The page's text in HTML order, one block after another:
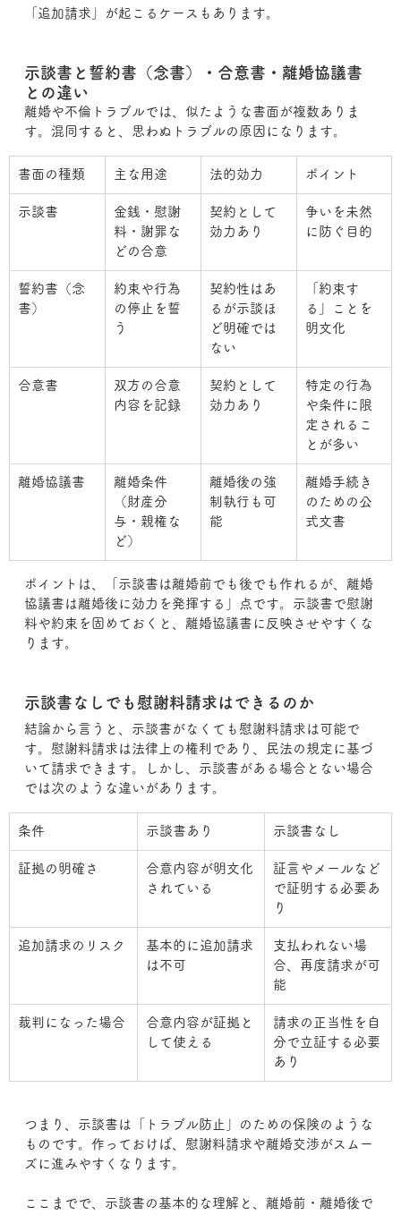
「追加請求」が起こるケースもあります。
示談書と誓約書（念書）・合意書・離婚協議書
との違い
離婚や不倫トラブルでは、似たような書面が複数ありま
す。混同すると、思わぬトラブルの原因になります。
書面の種類 主な用途 法的効力 ポイント
示談書
金銭・慰謝
料・謝罪な
どの合意
契約として
効力あり
争いを未然
に防ぐ目的
誓約書（念
書）
約束や行為
の停止を誓
う
契約性はあ
るが示談ほ
ど明確では
ない
「約束す
る」ことを
明文化
合意書
双方の合意
内容を記録
契約として
効力あり
特定の行為
や条件に限
定されるこ
とが多い
離婚協議書
離婚条件
（財産分
与・親権な
ど）
離婚後の強
制執行も可
能
離婚手続き
のための公
式文書
ポイントは、「示談書は離婚前でも後でも作れるが、離婚
協議書は離婚後に効力を発揮する」点です。示談書で慰謝
料や約束を固めておくと、離婚協議書に反映させやすくな
ります。
示談書なしでも慰謝料請求はできるのか
結論から言うと、示談書がなくても慰謝料請求は可能で
す。慰謝料請求は法律上の権利であり、民法の規定に基づ
いて請求できます。しかし、示談書がある場合とない場合
では次のような違いがあります。
条件 示談書あり 示談書なし
証拠の明確さ
合意内容が明文化
されている
証言やメールなど
で証明する必要あ
り
追加請求のリスク
基本的に追加請求
は不可
支払われない場
合、再度請求が可
能
裁判になった場合
合意内容が証拠と
して使える
請求の正当性を自
分で立証する必要
あり
つまり、示談書は「トラブル防止」のための保険のような
ものです。作っておけば、慰謝料請求や離婚交渉がスムー
ズに進みやすくなります。
ここまでで、示談書の基本的な理解と、離婚前・離婚後で